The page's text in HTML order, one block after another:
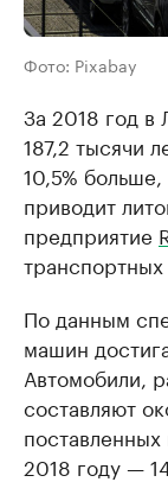
Фото: Pixabay
За 2018 год в
187,2 тысячи
10,5% больше,
приводит
предприятие
транспортных
По данным
машин
Автомобили,
составляют
2018 году —